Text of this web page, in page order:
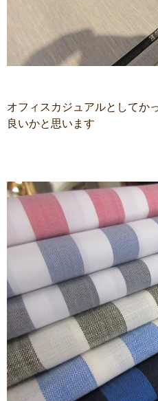
オフィスカジュアルとしてか
良いかと思います